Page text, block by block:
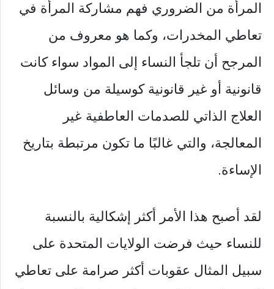
المرأة من الضروري فهم مشاركة المرأة في
تعاطي المخدرات، وكما هو معروف من
المرجح أن تلجأ النساء إلى المواد سواء كانت
قانونية أو غير قانونية كوسيلة من وسائل
العلاج الذاتي للصدمات العاطفية غير
المعالجة، والتي غالبًا ما تكون مرتبطة بتاريخ
الإساءة.
لقد أصبح هذا الأمر أكثر إشكالية بالنسبة
للنساء حيث فرضت الولايات المتحدة على
سبيل المثال عقوبات أكثر صرامة على تعاطي